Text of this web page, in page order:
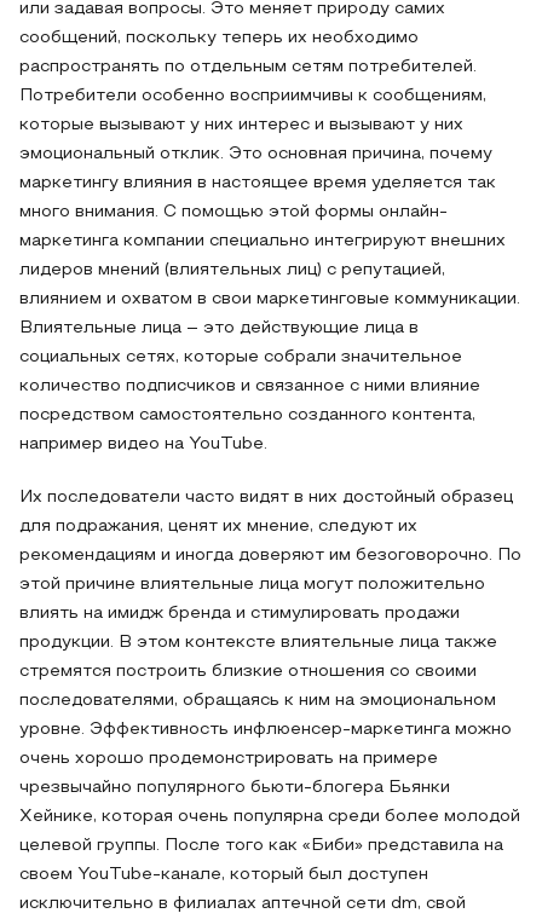
или задавая вопросы. Это меняет природу самих
сообщений, поскольку теперь их необходимо
распространять по отдельным сетям потребителей.
Потребители особенно восприимчивы к сообщениям,
которые вызывают у них интерес и вызывают у них
эмоциональный отклик. Это основная причина, почему
маркетингу влияния в настоящее время уделяется так
много внимания. С помощью этой формы онлайн-
маркетинга компании специально интегрируют внешних
лидеров мнений (влиятельных лиц) с репутацией,
влиянием и охватом в свои маркетинговые коммуникации.
Влиятельные лица – это действующие лица в
социальных сетях, которые собрали значительное
количество подписчиков и связанное с ними влияние
посредством самостоятельно созданного контента,
например видео на YouTube.
Их последователи часто видят в них достойный образец
для подражания, ценят их мнение, следуют их
рекомендациям и иногда доверяют им безоговорочно. По
этой причине влиятельные лица могут положительно
влиять на имидж бренда и стимулировать продажи
продукции. В этом контексте влиятельные лица также
стремятся построить близкие отношения со своими
последователями, обращаясь к ним на эмоциональном
уровне. Эффективность инфлюенсер-маркетинга можно
очень хорошо продемонстрировать на примере
чрезвычайно популярного бьюти-блогера Бьянки
Хейнике, которая очень популярна среди более молодой
целевой группы. После того как «Биби» представила на
своем YouTube-канале, который был доступен
исключительно в филиалах аптечной сети dm, свой